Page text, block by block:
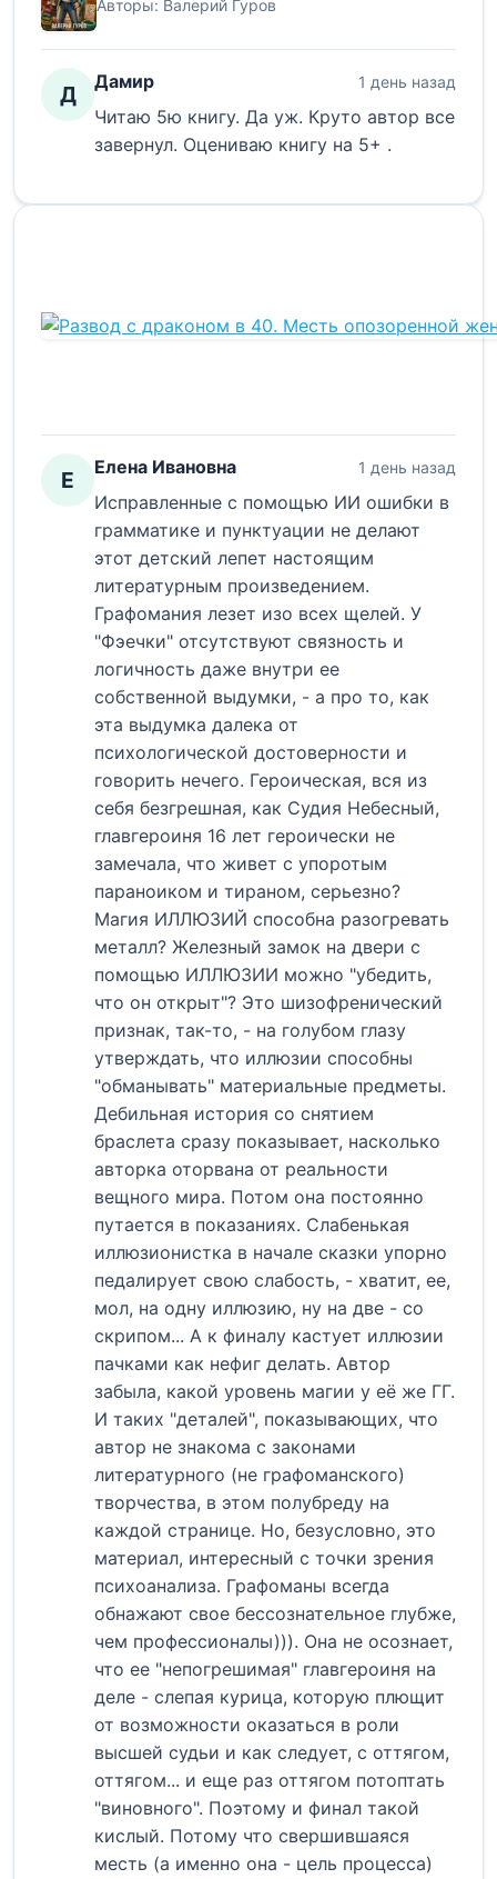
Авторы: Валерий Гуров
Д Дамир 1 день назад
Читаю 5ю книгу. Да уж. Круто автор все
завернул. Оцениваю книгу на 5+ .
Е Елена Ивановна 1 день назад
Исправленные с помощью ИИ ошибки в
грамматике и пунктуации не делают
этот детский лепет настоящим
литературным произведением.
Графомания лезет изо всех щелей. У
"Фэечки" отсутствуют связность и
логичность даже внутри ее
собственной выдумки, - а про то, как
эта выдумка далека от
психологической достоверности и
говорить нечего. Героическая, вся из
себя безгрешная, как Судия Небесный,
главгероиня 16 лет героически не
замечала, что живет с упоротым
параноиком и тираном, серьезно?
Магия ИЛЛЮЗИЙ способна разогревать
металл? Железный замок на двери с
помощью ИЛЛЮЗИИ можно "убедить,
что он открыт"? Это шизофренический
признак, так-то, - на голубом глазу
утверждать, что иллюзии способны
"обманывать" материальные предметы.
Дебильная история со снятием
браслета сразу показывает, насколько
авторка оторвана от реальности
вещного мира. Потом она постоянно
путается в показаниях. Слабенькая
иллюзионистка в начале сказки упорно
педалирует свою слабость, - хватит, ее,
мол, на одну иллюзию, ну на две - со
скрипом... А к финалу кастует иллюзии
пачками как нефиг делать. Автор
забыла, какой уровень магии у её же ГГ.
И таких "деталей", показывающих, что
автор не знакома с законами
литературного (не графоманского)
творчества, в этом полубреду на
каждой странице. Но, безусловно, это
материал, интересный с точки зрения
психоанализа. Графоманы всегда
обнажают свое бессознательное глубже,
чем профессионалы))). Она не осознает,
что ее "непогрешимая" главгероиня на
деле - слепая курица, которую плющит
от возможности оказаться в роли
высшей судьи и как следует, с оттягом,
оттягом... и еще раз оттягом потоптать
"виновного". Поэтому и финал такой
кислый. Потому что свершившаяся
месть (а именно она - цель процесса)